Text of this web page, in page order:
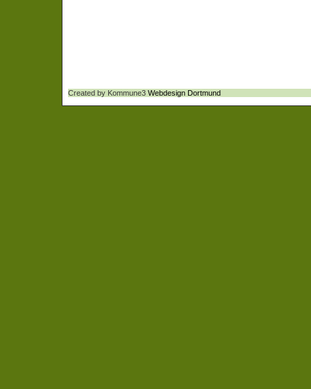
Created by Kommune3 Webdesign Dortmund